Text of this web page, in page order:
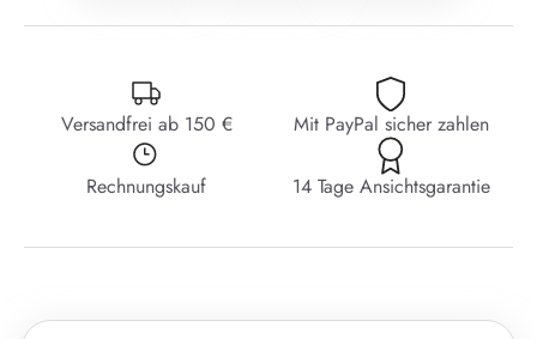
Versandfrei ab 150 € Mit PayPal sicher zahlen
Rechnungskauf 14 Tage Ansichtsgarantie